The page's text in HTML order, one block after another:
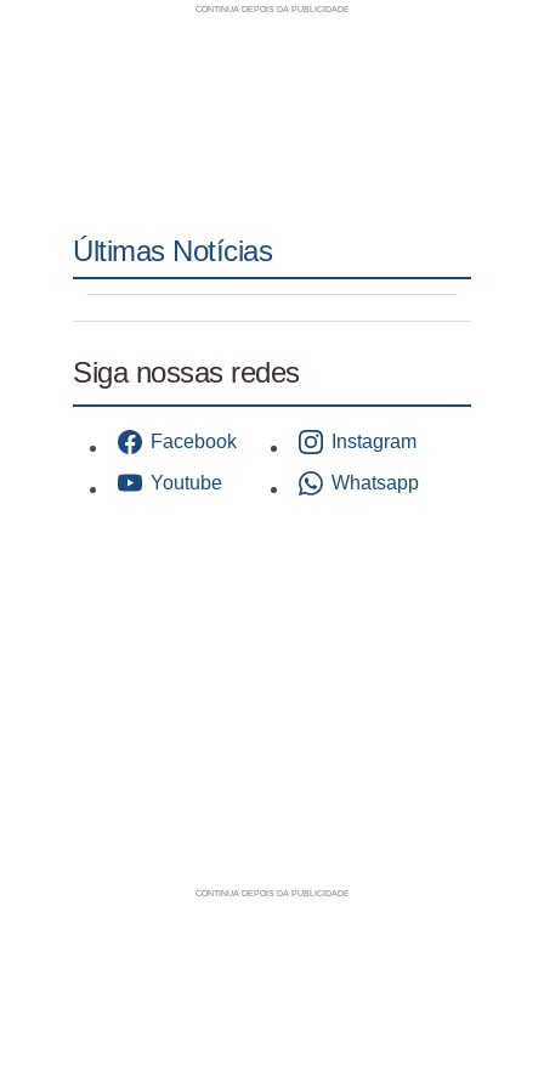
Últimas Notícias
Siga nossas redes
Facebook
Instagram
Youtube
Whatsapp